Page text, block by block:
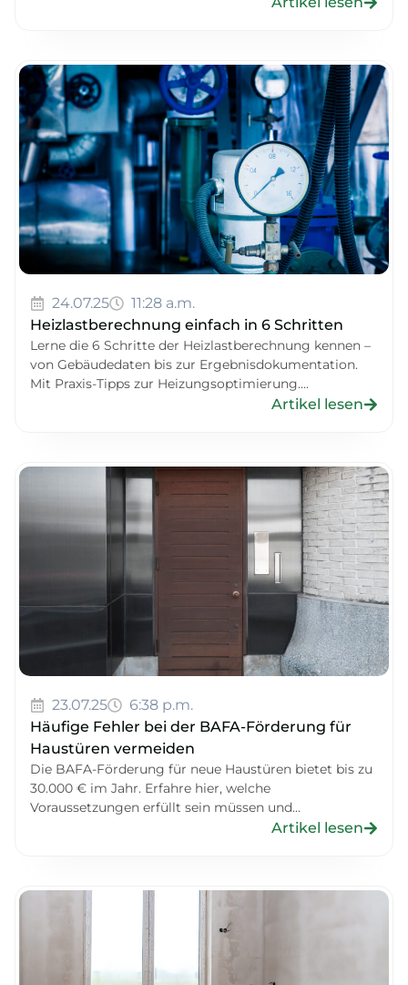
24.07.25
11:28 a.m.
Heizlastberechnung einfach in 6 Schritten
Lerne die 6 Schritte der Heizlastberechnung kennen –
von Gebäudedaten bis zur Ergebnisdokumentation.
Mit Praxis-Tipps zur Heizungsoptimierung....
Artikel lesen
23.07.25
6:38 p.m.
Häufige Fehler bei der BAFA-Förderung für
Haustüren vermeiden
Die BAFA-Förderung für neue Haustüren bietet bis zu
30.000 € im Jahr. Erfahre hier, welche
Voraussetzungen erfüllt sein müssen und...
Artikel lesen